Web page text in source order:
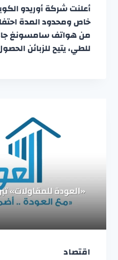
أعلنت شركة أوريدو
خاص ومحدود المدة
للطي، يتيح للزبائن
اقتصاد